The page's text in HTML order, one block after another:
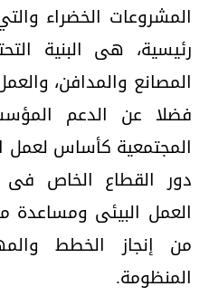
المشروعات الخضراء
رئيسية، هى البنية
المصانع والمدافن،
فضلا عن الدعم
المجتمعية كأساس لعمل
دور القطاع الخاص
العمل البيئى ومساعدة
من إنجاز الخطط
المنظومة.